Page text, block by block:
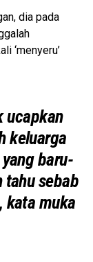
dia pada
‘menyeru’
ucapkan
keluarga
baru-
tahu sebab
kata muka